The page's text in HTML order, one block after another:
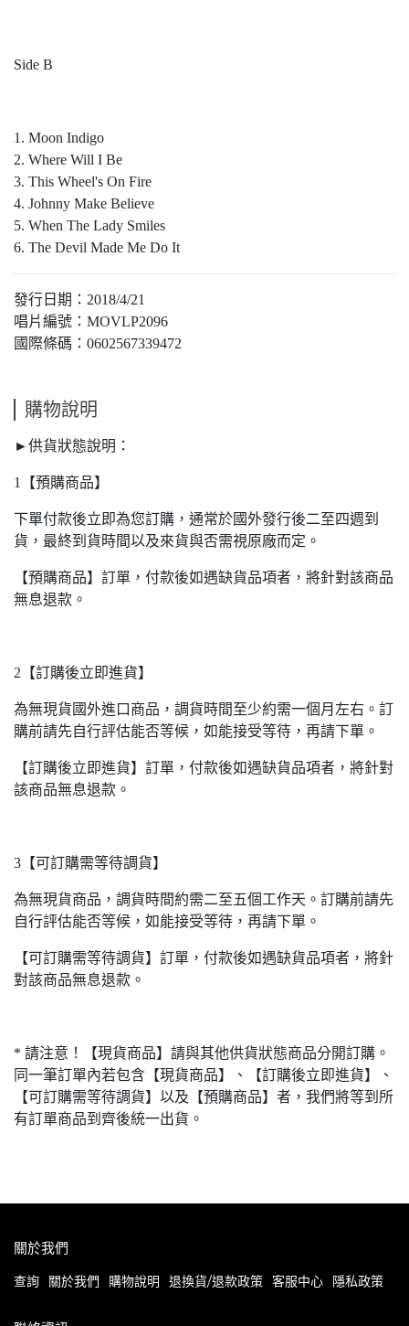
Side B
1. Moon Indigo
2. Where Will I Be
3. This Wheel's On Fire
4. Johnny Make Believe
5. When The Lady Smiles
6. The Devil Made Me Do It
發行日期：2018/4/21
唱片編號：MOVLP2096
國際條碼：0602567339472
購物說明
►供貨狀態說明：
1【預購商品】
下單付款後立即為您訂購，通常於國外發行後二至四週到
貨，最終到貨時間以及來貨與否需視原廠而定。
【預購商品】訂單，付款後如遇缺貨品項者，將針對該商品
無息退款。
2【訂購後立即進貨】
為無現貨國外進口商品，調貨時間至少約需一個月左右。訂
購前請先自行評估能否等候，如能接受等待，再請下單。
【訂購後立即進貨】訂單，付款後如遇缺貨品項者，將針對
該商品無息退款。
3【可訂購需等待調貨】
為無現貨商品，調貨時間約需二至五個工作天。訂購前請先
自行評估能否等候，如能接受等待，再請下單。
【可訂購需等待調貨】訂單，付款後如遇缺貨品項者，將針
對該商品無息退款。
* 請注意！【現貨商品】請與其他供貨狀態商品分開訂購。
同一筆訂單內若包含【現貨商品】、【訂購後立即進貨】、
【可訂購需等待調貨】以及【預購商品】者，我們將等到所
有訂單商品到齊後統一出貨。
關於我們
查詢 關於我們 購物說明 退換貨/退款政策 客服中心 隱私政策